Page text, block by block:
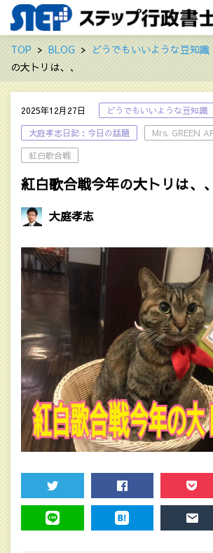
TOP BLOG どうでもいいような豆知識
の大トリは、、
2025年12月27日
どうでもいいような豆知識
大庭孝志日記：今日の話題
Mrs. GREEN
紅白歌合戦
紅白歌合戦今年の大トリは、、
大庭孝志
TWEET SHARE POCKET